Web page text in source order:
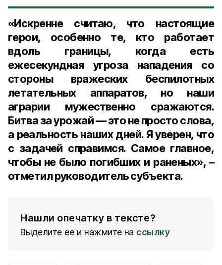
«Искренне считаю, что настоящие
герои, особенно те, кто работает
вдоль границы, когда есть
ежесекундная угроза нападения со
стороны вражеских беспилотных
летательных аппаратов, но наши
аграрии мужественно сражаются.
Битва за урожай — это не просто слова,
а реальность наших дней. Я уверен, что
с задачей справимся. Самое главное,
чтобы не было погибших и раненых», –
отметил руководитель субъекта.
Нашли опечатку в тексте?
Выделите ее и нажмите на ссылку